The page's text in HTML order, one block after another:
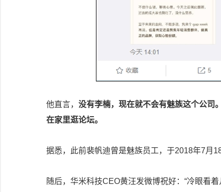
他直言， 没有李楠，现在就不会有魅族这个公司
在家里逛论坛。
据悉，此前裴帆迪曾是魅族员工，于2018年7月
随后，华米科技CEO黄汪发微博祝好：“冷眼看